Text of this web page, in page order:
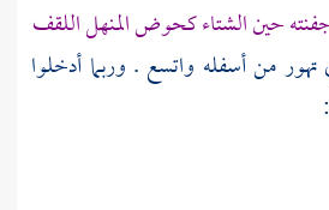
حين الشتاء كحوض المنهل اللقف
من أسفله واتسع . وربما أدخلوا
: